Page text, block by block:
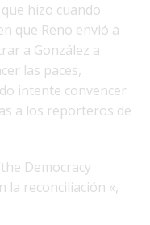
hizo cuando
que Reno envió a
a González a
las paces,
intente convencer
a los reporteros de
Democracy
la reconciliación «,